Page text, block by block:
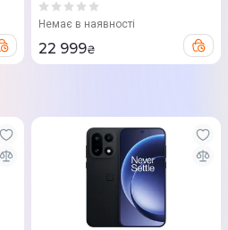
Немає в наявності
22 999₴